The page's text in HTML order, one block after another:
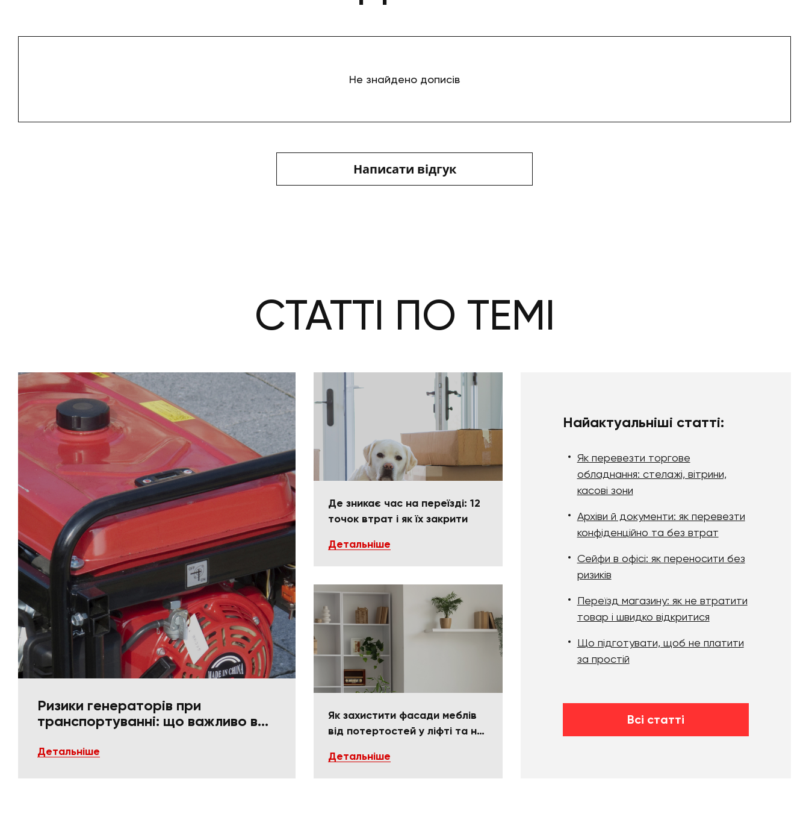
Не знайдено дописів
Написати відгук
СТАТТІ ПО ТЕМІ
Ризики генераторів при
транспортуванні: що важливо в
Детальніше
Де зникає час на переїзді: 12
точок втрат і як їх закрити
Детальніше
Як захистити фасади меблів
від потертостей у ліфті та на
Детальніше
Найактуальніші статті:
Як перевезти торгове
обладнання: стелажі, вітрини,
касові зони
Архіви й документи: як перевезти
конфіденційно та без втрат
Сейфи в офісі: як переносити без
ризиків
Переїзд магазину: як не втратити
товар і швидко відкритися
Що підготувати, щоб не платити
за простій
Всі статті